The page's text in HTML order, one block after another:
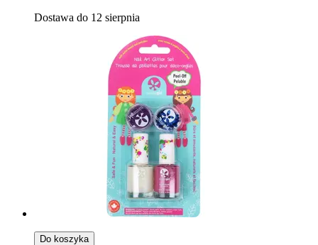
Dostawa do 12 sierpnia
Do koszyka